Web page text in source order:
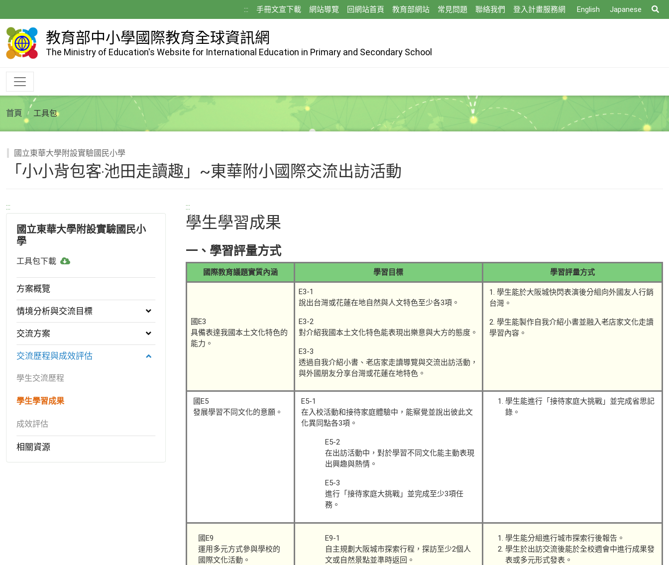
到
主
內
::: 手冊文宣下載 網站導覽 回網站首頁 教育部網站 常見問題 聯絡我們 登入計畫服務網 English Japanese
尋
教育部中小學國際教育全球資訊網
The Ministry of Education's Website for International Education in Primary and Secondary School
首頁 工具包
國立東華大學附設實驗國民小學
「小小背包客‧池田走讀趣」~東華附小國際交流出訪活動
:::
國立東華大學附設實驗國民小
學
工具包下載
工
載
方案概覽
情境分析與交流目標
交流方案
交流歷程與成效評估
學生交流歷程
學生學習成果
成效評估
相關資源
:::
學生學習成果
一、學習評量方式
國際教育議題實質內涵 學習目標 學習評量方式
國E3
具備表達我國本土文化特色的
能力。
E3-1
說出台灣或花蓮在地自然與人文特色至少各3項。
E3-2
對介紹我國本土文化特色能表現出樂意與大方的態度。
E3-3
透過自我介紹小書、老店家走讀導覽與交流出訪活動，
與外國朋友分享台灣或花蓮在地特色。
1. 學生能於大阪城快閃表演後分組向外國友人行銷
台灣。
2. 學生能製作自我介紹小書並融入老店家文化走讀
學習內容。
國E5
發展學習不同文化的意願。
E5-1
在入校活動和接待家庭體驗中，能察覺並說出彼此文
化異同點各3項。
E5-2
在出訪活動中，對於學習不同文化能主動表現
出興趣與熱情。
E5-3
進行「接待家庭大挑戰」並完成至少3項任
務。
學生能進行「接待家庭大挑戰」並完成省思記
錄。
國E9
運用多元方式參與學校的
國際文化活動。
E9-1
自主規劃大阪城市探索行程，探訪至少2個人
文或自然景點並準時返回。
學生能分組進行城市探索行後報告。
學生於出訪交流後能於全校週會中進行成果發
表或多元形式發表。